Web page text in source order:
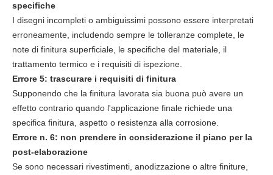
specifiche
I disegni incompleti o ambiguissimi possono essere interpretati
erroneamente, includendo sempre le tolleranze complete, le
note di finitura superficiale, le specifiche del materiale, il
trattamento termico e i requisiti di ispezione.
Errore 5: trascurare i requisiti di finitura
Supponendo che la finitura lavorata sia buona può avere un
effetto contrario quando l'applicazione finale richiede una
specifica finitura, aspetto o resistenza alla corrosione.
Errore n. 6: non prendere in considerazione il piano per la
post-elaborazione
Se sono necessari rivestimenti, anodizzazione o altre finiture,